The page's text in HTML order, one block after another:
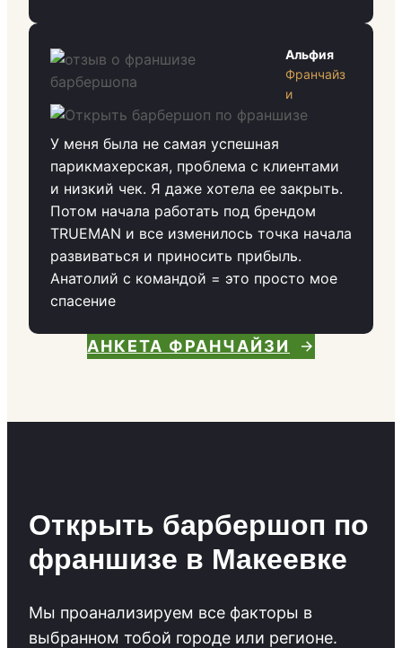
Альфия
Франчайз
и
У меня была не самая успешная
парикмахерская, проблема с клиентами
и низкий чек. Я даже хотела ее закрыть.
Потом начала работать под брендом
TRUEMAN и все изменилось точка начала
развиваться и приносить прибыль.
Анатолий с командой = это просто мое
спасение
АНКЕТА ФРАНЧАЙЗИ
Открыть барбершоп по
франшизе в Макеевке
Мы проанализируем все факторы в
выбранном тобой городе или регионе.